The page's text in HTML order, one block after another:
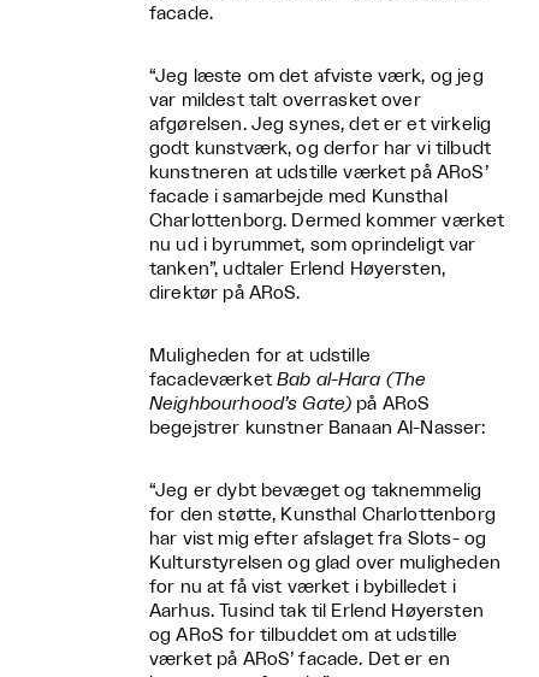
facade.
“Jeg læste om det afviste værk, og jeg
var mildest talt overrasket over
afgørelsen. Jeg synes, det er et virkelig
godt kunstværk, og derfor har vi tilbudt
kunstneren at udstille værket på ARoS’
facade i samarbejde med Kunsthal
Charlottenborg. Dermed kommer værket
nu ud i byrummet, som oprindeligt var
tanken”, udtaler Erlend Høyersten,
direktør på ARoS.
Muligheden for at udstille
facadeværket Bab al-Hara (The
Neighbourhood’s Gate) på ARoS
begejstrer kunstner Banaan Al-Nasser:
“Jeg er dybt bevæget og taknemmelig
for den støtte, Kunsthal Charlottenborg
har vist mig efter afslaget fra Slots- og
Kulturstyrelsen og glad over muligheden
for nu at få vist værket i bybilledet i
Aarhus. Tusind tak til Erlend Høyersten
og ARoS for tilbuddet om at udstille
værket på ARoS’ facade. Det er en